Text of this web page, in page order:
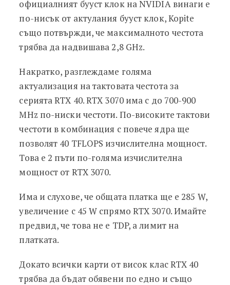
официалният бууст клок на NVIDIA винаги е
по-нисък от актулания бууст клок, Kopite
също потвържди, че максималното честота
трябва да надвишава 2,8 GHz.
Накратко, разглеждаме голяма
актуализация на тактовата честота за
серията RTX 40. RTX 3070 има с до 700-900
MHz по-ниски честоти. По-високите тактови
честоти в комбинация с повече ядра ще
позволят 40 TFLOPS изчислителна мощност.
Това е 2 пъти по-голяма изчислителна
мощност от RTX 3070.
Има и слухове, че общата платка ще е 285 W,
увеличение с 45 W спрямо RTX 3070. Имайте
предвид, че това не е TDP, а лимит на
платката.
Докато всички карти от висок клас RTX 40
трябва да бъдат обявени по едно и също